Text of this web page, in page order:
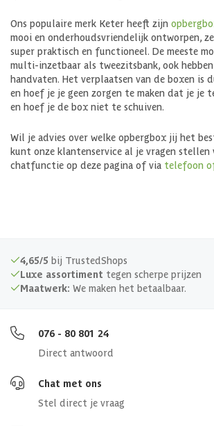
Ons populaire merk Keter heeft zijn
mooi en onderhoudsvriendelijk ontworpen,
super praktisch en functioneel. De meeste
multi-inzetbaar als tweezitsbank, ook
handvaten. Het verplaatsen van de boxen is
en hoef je je geen zorgen te maken dat je je
en hoef je de box niet te schuiven.
Wil je advies over welke opbergbox jij het
kunt onze klantenservice al je vragen stellen
chatfunctie op deze pagina of via telefoon
4,65/5 bij TrustedShops
Luxe assortiment tegen scherpe prijzen
Maatwerk: We maken het betaalbaar.
076 - 80 801 24
Direct antwoord
Chat met ons
Stel direct je vraag